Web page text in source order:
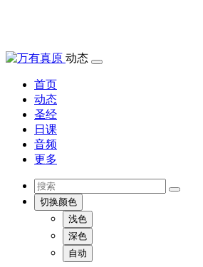
动态
首页
动态
圣经
日课
音频
更多
切换颜色
浅色
深色
自动